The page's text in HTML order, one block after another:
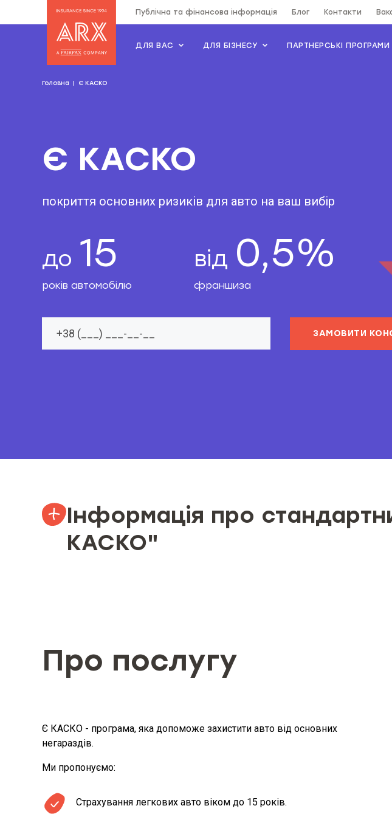
Публічна та фінансова інформація Блог Контакти
ДЛЯ ВАС ДЛЯ БІЗНЕСУ ПАРТНЕРСЬКІ ПРОГРАМИ
Головна Є КАСКО
Є КАСКО
покриття основних ризиків для авто на ваш вибір
до 15
років автомобілю
від 0,5%
франшиза
ЗАМОВИТИ
Інформація про
КАСКО"
Вид, мінімальний та максимальний розміри
Про послугу
Є КАСКО - програма, яка допоможе захистити авто від основних
негараздів.
Ми пропонуємо:
Страхування легкових авто віком до 15 років.